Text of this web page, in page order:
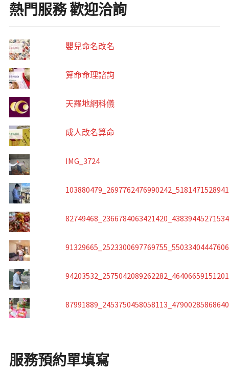
熱門服務 歡迎洽詢
嬰兒命名改名
算命命理諮詢
天羅地網科儀
成人改名算命
IMG_3724
服務預約單填寫